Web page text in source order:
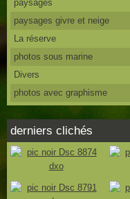
paysages
paysages givre et neige
La réserve
photos sous marine
Divers
photos avec graphisme
derniers clichés